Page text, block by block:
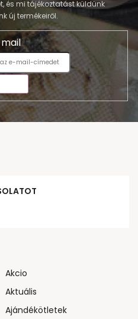
és mi tájékoztatást küldünk
új termékeiről.
Akcio
Aktuális
Ajándékötletek